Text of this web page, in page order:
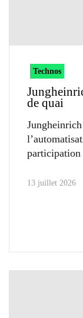
Technos
de quai
13 juillet 2026